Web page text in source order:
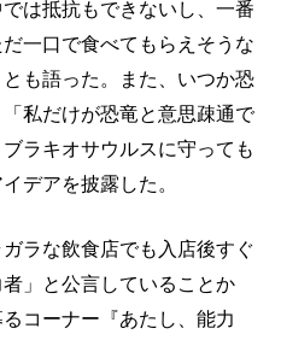
は抵抗もできないし、一番
一口で食べてもらえそうな
も語った。また、いつか恐
私だけが恐竜と意思疎通で
ラキオサウルスに守っても
デアを披露した。
ラな飲食店でも入店後すぐ
」と公言していることか
コーナー『あたし、能力